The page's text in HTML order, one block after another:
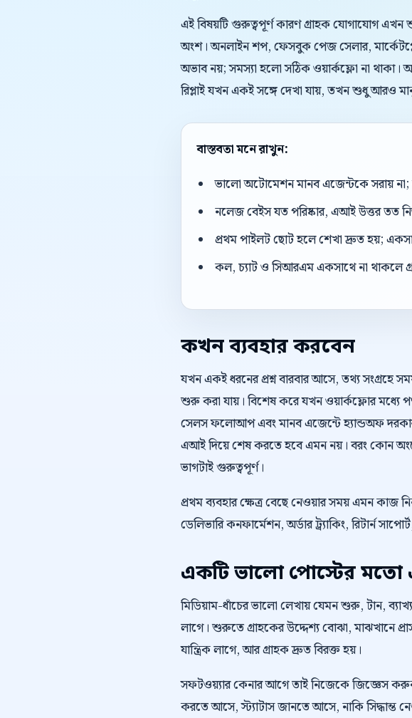
এই বিষয়টি গুরুত্বপূর্ণ কারণ গ্রাহক যোগাযোগ এখন
অংশ। অনলাইন শপ, ফেসবুক পেজ সেলার,
অভাব নয়; সমস্যা হলো সঠিক ওয়ার্কফ্লো না থাকা।
রিপ্লাই যখন একই সঙ্গে দেখা যায়, তখন শুধু আরও
বাস্তবতা মনে রাখুন:
ভালো অটোমেশন মানব এজেন্টকে সরায় না;
নলেজ বেইস যত পরিষ্কার, এআই উত্তর তত
প্রথম পাইলট ছোট হলে শেখা দ্রুত হয়;
কল, চ্যাট ও সিআরএম একসাথে না থাকলে
কখন ব্যবহার করবেন
যখন একই ধরনের প্রশ্ন বারবার আসে, তথ্য সংগ্রহে
শুরু করা যায়। বিশেষ করে যখন ওয়ার্কফ্লোর মধ্যে পণ্য
সেলস ফলোআপ এবং মানব এজেন্টে হ্যান্ডঅফ
এআই দিয়ে শেষ করতে হবে এমন নয়। বরং কোন
ভাগটাই গুরুত্বপূর্ণ।
প্রথম ব্যবহার ক্ষেত্র বেছে নেওয়ার সময় এমন কাজ
ডেলিভারি কনফার্মেশন, অর্ডার ট্র্যাকিং, রিটার্ন
একটি ভালো পোস্টের মতো
মিডিয়াম-ধাঁচের ভালো লেখায় যেমন শুরু, টান,
লাগে। শুরুতে গ্রাহকের উদ্দেশ্য বোঝা, মাঝখানে
যান্ত্রিক লাগে, আর গ্রাহক দ্রুত বিরক্ত হয়।
সফটওয়্যার কেনার আগে তাই নিজেকে জিজ্ঞেস
করতে আসে, স্ট্যাটাস জানতে আসে, নাকি সিদ্ধান্ত